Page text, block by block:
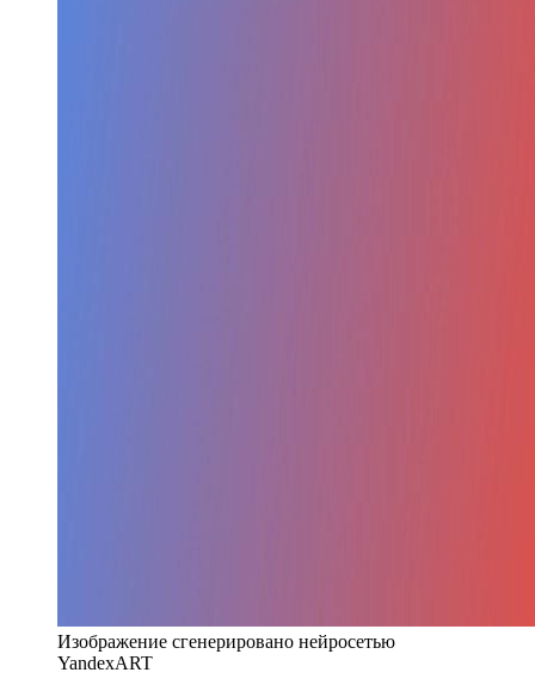
Изображение сгенерировано нейросетью
YandexART